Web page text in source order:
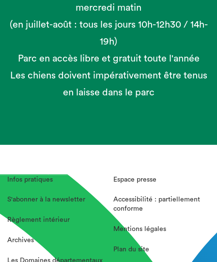
mercredi matin
(en juillet-août : tous les jours 10h-12h30 / 14h-
19h)
Parc en accès libre et gratuit toute l'année
Les chiens doivent impérativement être tenus
en laisse dans le parc
Infos pratiques
S'abonner à la newsletter
Règlement intérieur
Archives
Les Domaines départementaux
Espace presse
Accessibilité : partiellement
conforme
Mentions légales
Plan du site